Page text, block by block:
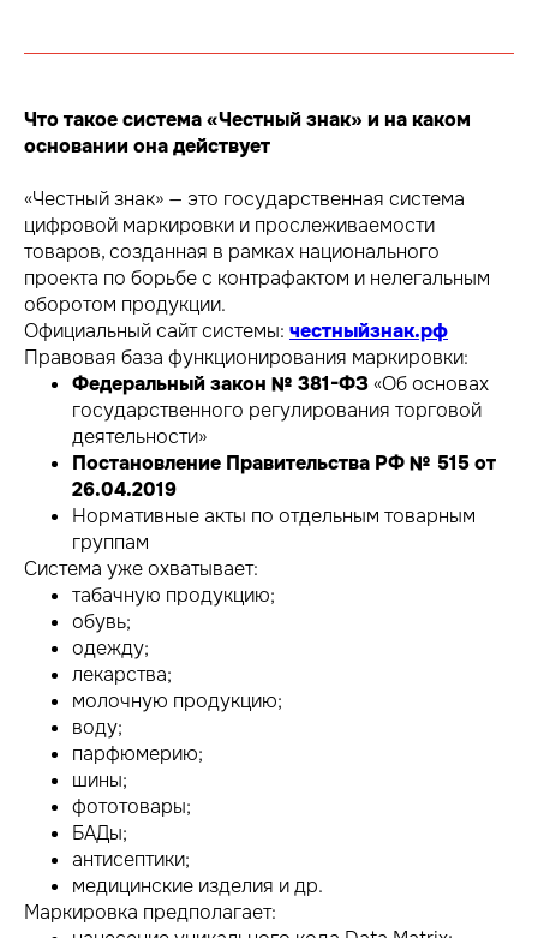
Что такое система «Честный знак» и на каком
основании она действует
«Честный знак» — это государственная система
цифровой маркировки и прослеживаемости
товаров, созданная в рамках национального
проекта по борьбе с контрафактом и нелегальным
оборотом продукции.
Официальный сайт системы: честныйзнак.рф
Правовая база функционирования маркировки:
Федеральный закон № 381-ФЗ«Об основах
государственного регулирования торговой
деятельности»
Постановление Правительства РФ № 515 от
26.04.2019
Нормативные акты по отдельным товарным
группам
Система уже охватывает:
табачную продукцию;
обувь;
одежду;
лекарства;
молочную продукцию;
воду;
парфюмерию;
шины;
фототовары;
БАДы;
антисептики;
медицинские изделия и др.
Маркировка предполагает: